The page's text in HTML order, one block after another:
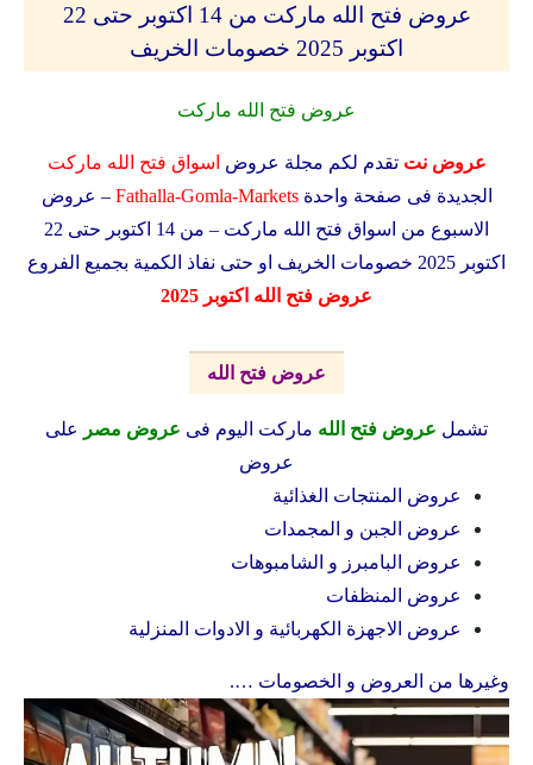
عروض فتح الله ماركت من 14 اكتوبر حتى 22
اكتوبر 2025 خصومات الخريف
عروض فتح الله ماركت
عروض نت تقدم لكم مجلة عروض اسواق فتح الله ماركت
الجديدة فى صفحة واحدةFathalla-Gomla-Markets – عروض
الاسبوع من اسواق فتح الله ماركت – من 14 اكتوبر حتى 22
اكتوبر 2025 خصومات الخريف او حتى نفاذ الكمية بجميع الفروع
عروض فتح الله اكتوبر 2025
عروض فتح الله
تشمل عروض فتح الله ماركت اليوم فى عروض مصر
على
عروض
عروض المنتجات الغذائية
عروض الجبن و المجمدات
عروض البامبرز و الشامبوهات
عروض المنظفات
عروض الاجهزة الكهربائية و الادوات المنزلية
وغيرها من العروض و الخصومات ….